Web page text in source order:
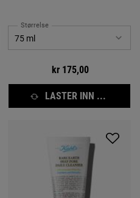
Størrelse
kr 175,00
LASTER INN ...